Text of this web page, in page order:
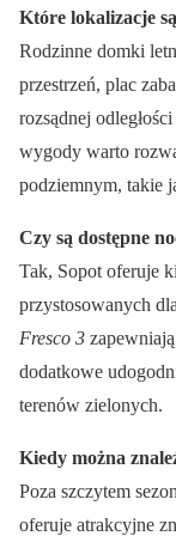
Które lokalizacje
Rodzinne domki
przestrzeń, plac
rozsądnej
wygody warto
podziemnym, takie
Czy są dostępne
Tak, Sopot oferuje
przystosowanych
Fresco 3
dodatkowe
terenów zielonych.
Kiedy można
Poza szczytem
oferuje atrakcyjne